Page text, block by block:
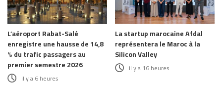
L’aéroport Rabat-Salé
enregistre une hausse de 14,8
% du trafic passagers au
premier semestre 2026
il y a 6 heures
La startup marocaine Afdal
représentera le Maroc à la
Silicon Valley
il y a 16 heures